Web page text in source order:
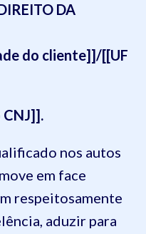
DA
do cliente]]/[[UF
CNJ]].
nos autos
em face
respeitosamente
aduzir para